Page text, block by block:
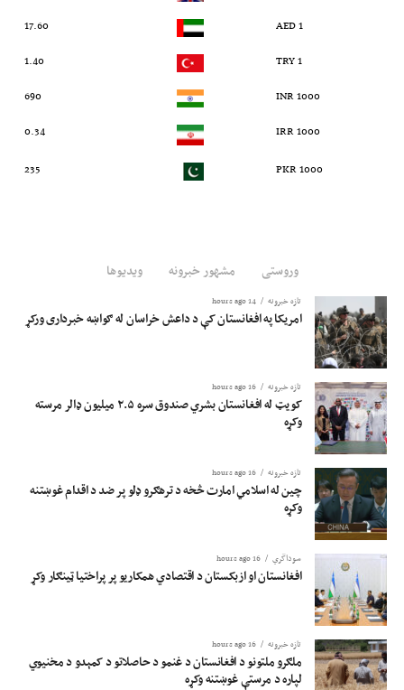
1 AED
17.60
1 TRY
1.40
1000 INR
690
1000 IRR
0.34
1000 PKR
235
وروستی مشهور خبرونه ویدیوها
تازه خبرونه 14 hours ago
امریکا په افغانستان کې د داعش خراسان له ګواښه خبرداری ورکړ
تازه خبرونه 16 hours ago
کویټ له افغانستان بشري صندوق سره ۲.۵ میلیون ډالر مرسته
وکړه
تازه خبرونه 16 hours ago
چین له اسلامي امارت څخه د ترهګرو ډلو پر ضد د اقدام غوښتنه
وکړه
سوداگري 16 hours ago
افغانستان او ازبکستان د اقتصادي همکاریو پر پراختیا ټینګار وکړ
تازه خبرونه 16 hours ago
ملګرو ملتونو د افغانستان د غنمو د حاصلاتو د کمېدو د مخنیوي
لپاره د مرستې غوښتنه وکړه